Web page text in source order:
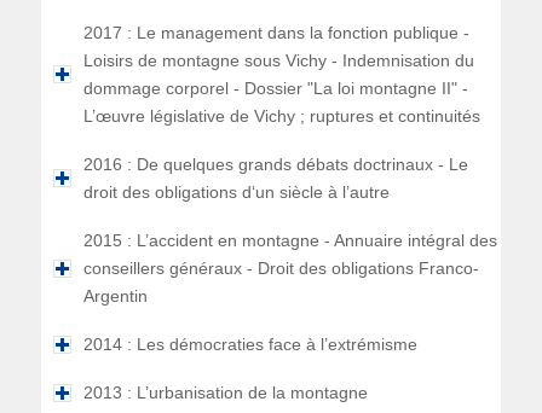
2017 : Le management dans la fonction publique -
Loisirs de montagne sous Vichy - Indemnisation du
dommage corporel - Dossier "La loi montagne II" -
L’œuvre législative de Vichy ; ruptures et continuités
2016 : De quelques grands débats doctrinaux - Le
droit des obligations d‘un siècle à l’autre
2015 : L’accident en montagne - Annuaire intégral des
conseillers généraux - Droit des obligations Franco-
Argentin
2014 : Les démocraties face à l’extrémisme
2013 : L’urbanisation de la montagne